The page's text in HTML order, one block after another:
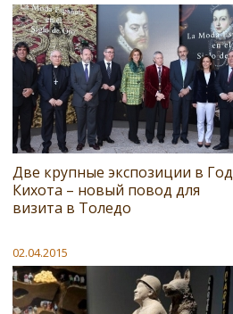
Две крупные экспозиции в Год
Кихота – новый повод для
визита в Толедо
02.04.2015